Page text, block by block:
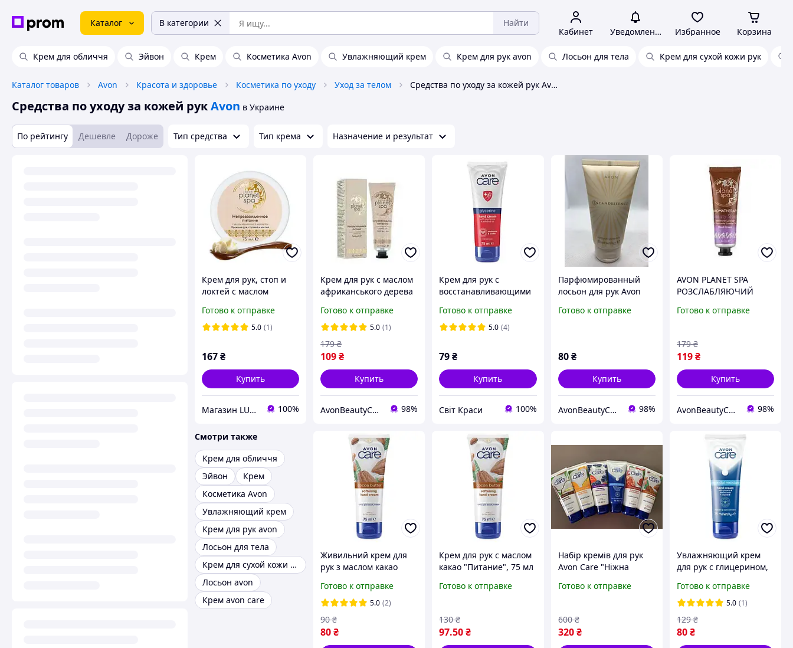
Каталог В категории Найти
Кабинет Уведомления Избранное Корзина
Крем для обличчя Эйвон Крем Косметика Avon Увлажняющий крем Крем для рук avon Лосьон для тела Крем для сухой кожи рук
Каталог товаров Avon Красота и здоровье Косметика по уходу Уход за телом Средства по уходу за кожей рук Avon
Средства по уходу за кожей рукAvon в Украине
По рейтингу Дешевле Дороже Тип средства Тип крема Назначение и результат
Крем для рук, стоп и
локтей с маслом
ши «Непревзойденное
питание» Avon, 75 мл
Готово к отправке
5.0 (1)
167₴
Купить
Магазин LUCK 100%
Крем для рук с маслом
африканського дерева
живлення " Avon Planet
Spa, 30 ml.
Готово к отправке
5.0 (1)
109₴
179 ₴
Купить
AvonBeautyCenter 98%
Крем для рук с
восстанавливающими
компонентами с
миндальным маслом
Готово к отправке
5.0 (4)
79₴
Купить
Світ Краси 100%
Парфюмированный
лосьон для рук Avon
Готово к отправке
80 ₴
Купить
AvonBeautyCenter 98%
AVON PLANET SPA
РОЗСЛАБЛЯЮЧИЙ
РОМАШКА ТА ЛАВАНДА
Готово к отправке
119₴
179 ₴
Купить
AvonBeautyCenter 98%
Смотри также
Крем для обличчя
Эйвон
Крем
Косметика Avon
Увлажняющий крем
Крем для рук avon
Лосьон для тела
Крем для сухой кожи рук
Лосьон avon
Крем avon care
Живильний крем для
рук з маслом какао
Готово к отправке
5.0 (2)
80₴
90 ₴
Крем для рук с маслом
какао "Питание", 75 мл
Готово к отправке
97.50₴
130 ₴
Набір кремів для рук
Avon Care "Ніжна
Готово к отправке
320 ₴
600 ₴
Увлажняющий крем
для рук с глицерином,
и витамином Е Avon
Care 75 мл
Готово к отправке
5.0 (1)
80₴
129 ₴